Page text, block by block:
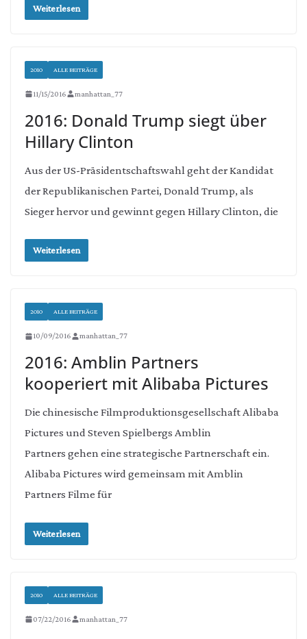
Weiterlesen
2010 ALLE BEITRÄGE
11/15/2016 manhattan_77
2016: Donald Trump siegt über
Hillary Clinton
Aus der US-Präsidentschaftswahl geht der Kandidat
der Republikanischen Partei, Donald Trump, als
Sieger hervor und gewinnt gegen Hillary Clinton, die
Weiterlesen
2010 ALLE BEITRÄGE
10/09/2016 manhattan_77
2016: Amblin Partners
kooperiert mit Alibaba Pictures
Die chinesische Filmproduktionsgesellschaft Alibaba
Pictures und Steven Spielbergs Amblin
Partners gehen eine strategische Partnerschaft ein.
Alibaba Pictures wird gemeinsam mit Amblin
Partners Filme für
Weiterlesen
2010 ALLE BEITRÄGE
07/22/2016 manhattan_77